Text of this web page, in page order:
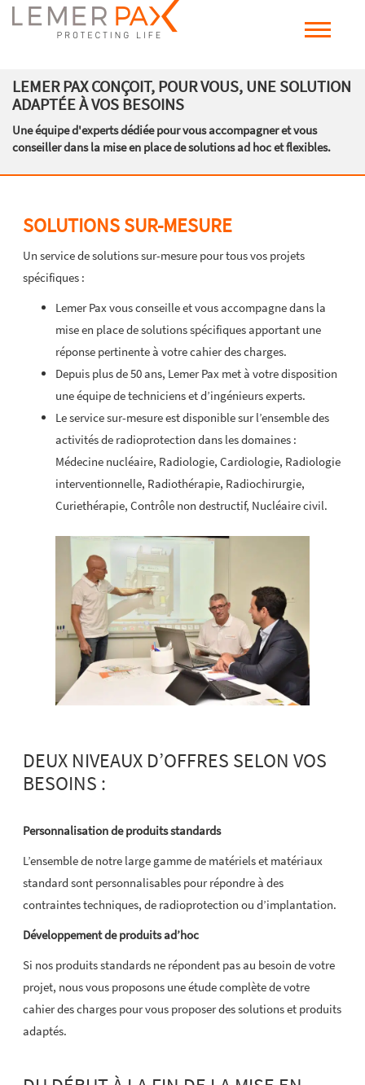
LEMER PAX CONÇOIT, POUR VOUS, UNE SOLUTION
ADAPTÉE À VOS BESOINS
Une équipe d'experts dédiée pour vous accompagner et vous
conseiller dans la mise en place de solutions ad hoc et flexibles.
SOLUTIONS SUR-MESURE
Un service de solutions sur-mesure pour tous vos projets
spécifiques :
Lemer Pax vous conseille et vous accompagne dans la
mise en place de solutions spécifiques apportant une
réponse pertinente à votre cahier des charges.
Depuis plus de 50 ans, Lemer Pax met à votre disposition
une équipe de techniciens et d’ingénieurs experts.
Le service sur-mesure est disponible sur l’ensemble des
activités de radioprotection dans les domaines :
Médecine nucléaire, Radiologie, Cardiologie, Radiologie
interventionnelle, Radiothérapie, Radiochirurgie,
Curiethérapie, Contrôle non destructif, Nucléaire civil.
DEUX NIVEAUX D’OFFRES SELON VOS
BESOINS :
Personnalisation de produits standards
L’ensemble de notre large gamme de matériels et matériaux
standard sont personnalisables pour répondre à des
contraintes techniques, de radioprotection ou d’implantation.
Développement de produits ad’hoc
Si nos produits standards ne répondent pas au besoin de votre
projet, nous vous proposons une étude complète de votre
cahier des charges pour vous proposer des solutions et produits
adaptés.